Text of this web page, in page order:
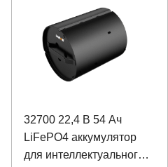
32700 22,4 В 54 Ач
LiFePO4 аккумулятор
для интеллектуального